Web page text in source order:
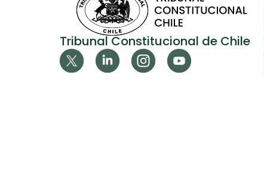
Tribunal Constitucional de Chile